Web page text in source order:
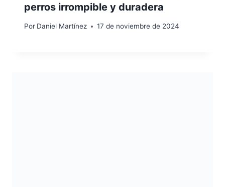
perros irrompible y duradera
Por Daniel Martínez 17 de noviembre de 2024